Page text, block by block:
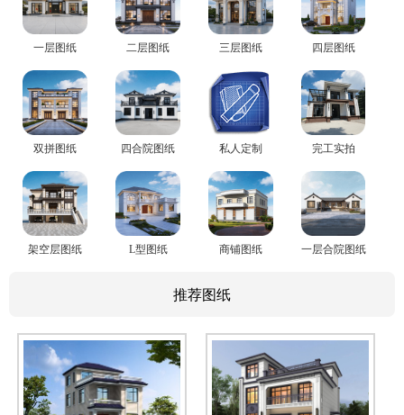
一层图纸 二层图纸 三层图纸 四层图纸
双拼图纸 四合院图纸 私人定制 完工实拍
架空层图纸 L型图纸 商铺图纸 一层合院图纸
推荐图纸